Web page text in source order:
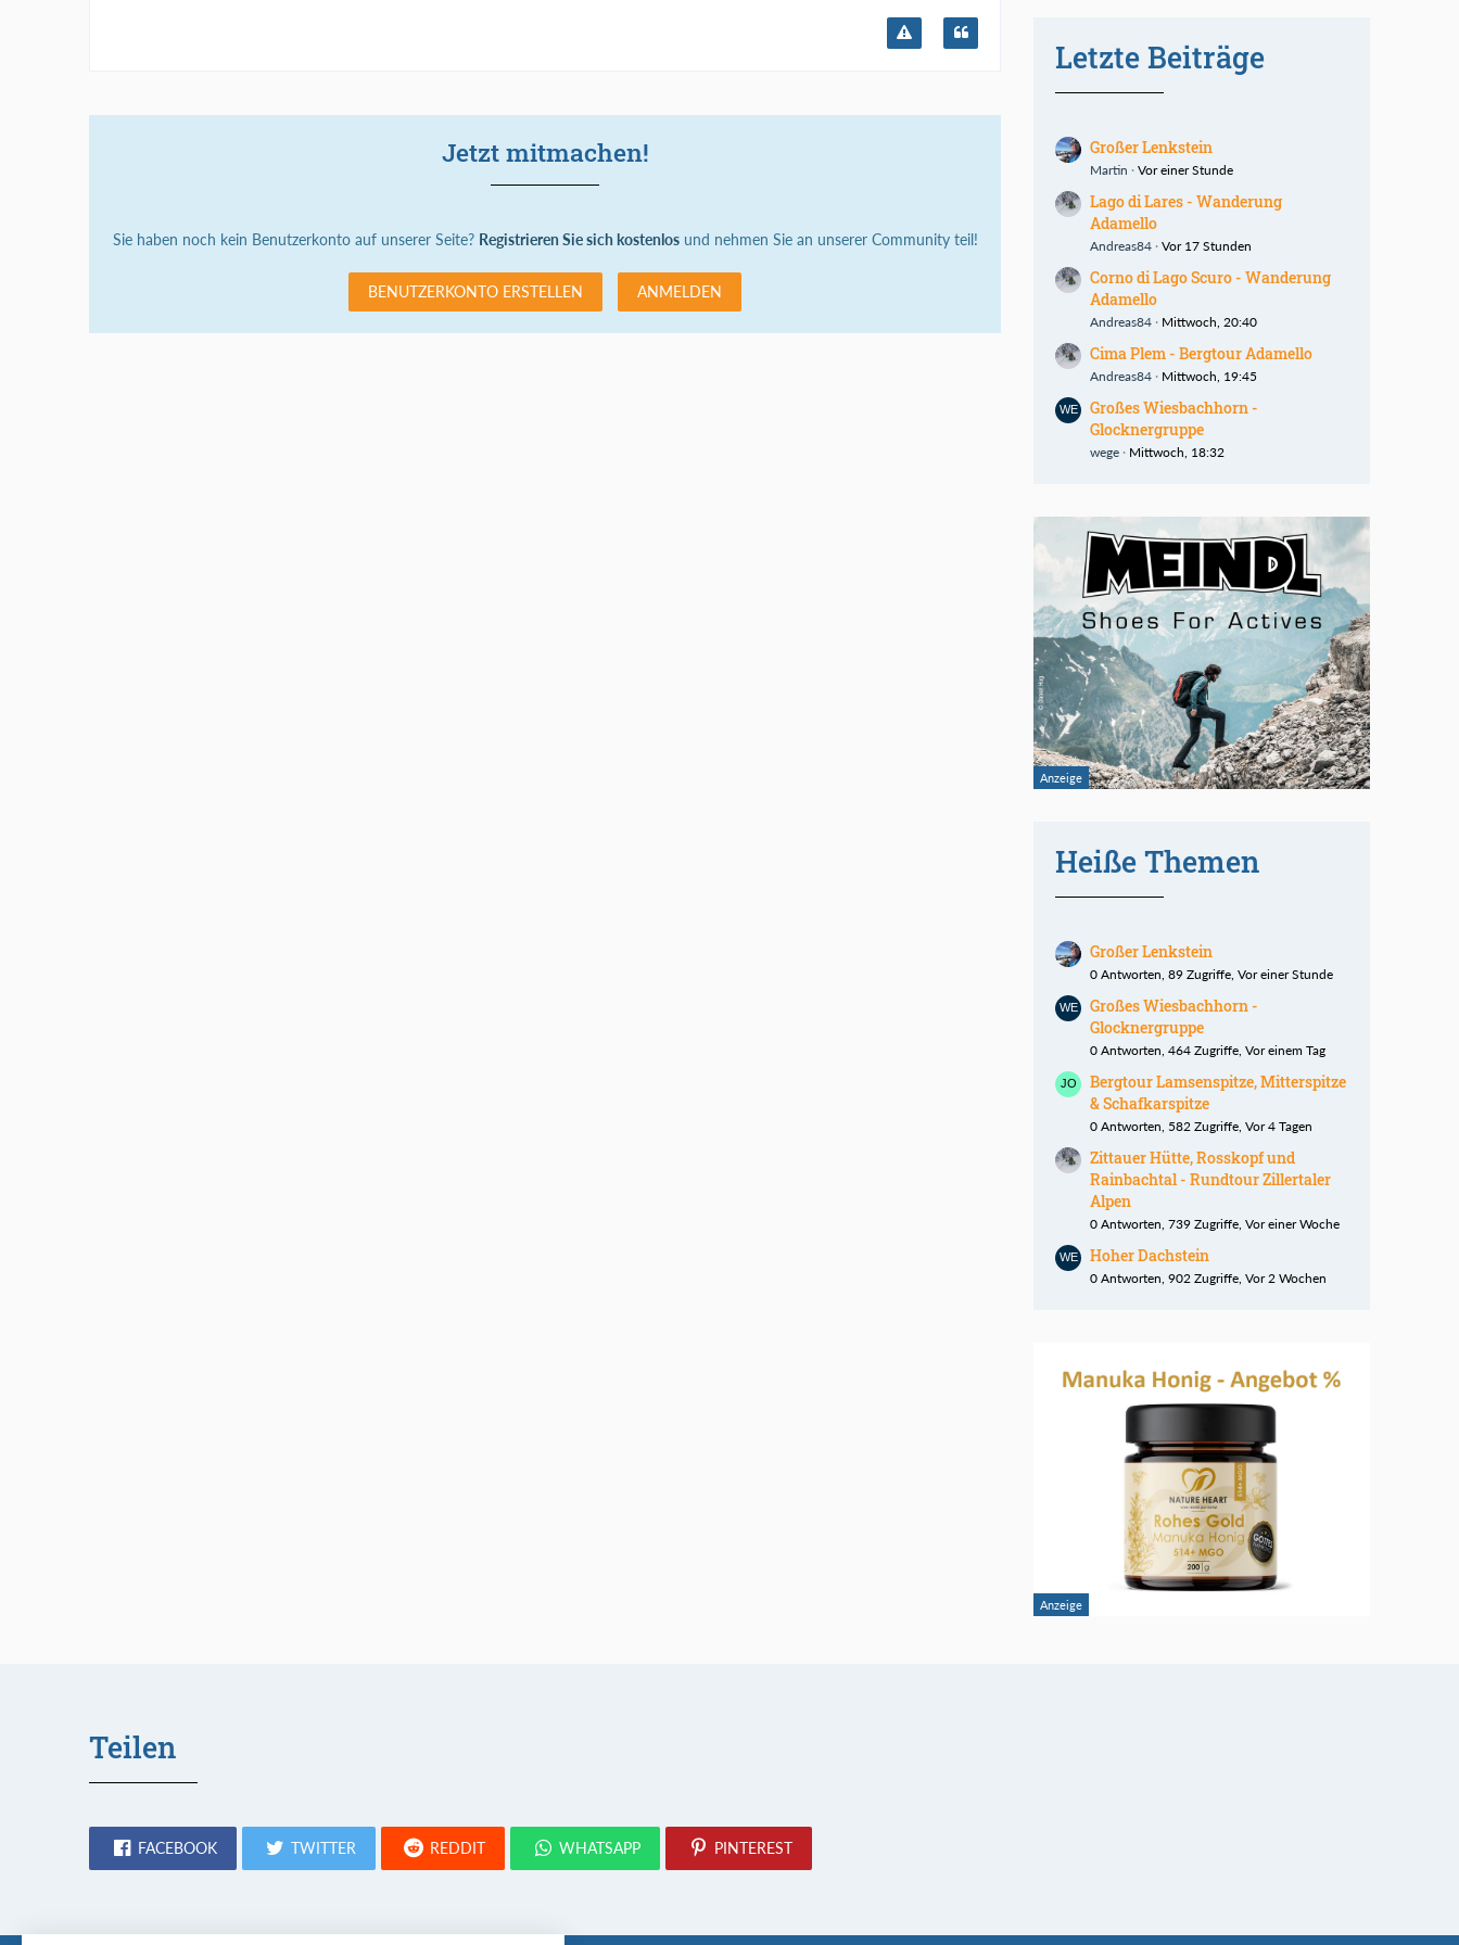
Jetzt mitmachen!
Sie haben noch kein Benutzerkonto auf unserer Seite? Registrieren Sie sich kostenlosund nehmen Sie an unserer Community teil!
BENUTZERKONTO ERSTELLEN ANMELDEN
Letzte Beiträge
Großer Lenkstein
Martin Vor einer Stunde
Lago di Lares - Wanderung
Adamello
Andreas84 Vor 17 Stunden
Corno di Lago Scuro - Wanderung
Adamello
Andreas84 Mittwoch, 20:40
Cima Plem - Bergtour Adamello
Andreas84 Mittwoch, 19:45
Großes Wiesbachhorn -
Glocknergruppe
wege Mittwoch, 18:32
Heiße Themen
Großer Lenkstein
0 Antworten, 89 Zugriffe, Vor einer Stunde
Großes Wiesbachhorn -
Glocknergruppe
0 Antworten, 464 Zugriffe, Vor einem Tag
Bergtour Lamsenspitze, Mitterspitze
& Schafkarspitze
0 Antworten, 582 Zugriffe, Vor 4 Tagen
Zittauer Hütte, Rosskopf und
Rainbachtal - Rundtour Zillertaler
Alpen
0 Antworten, 739 Zugriffe, Vor einer Woche
Hoher Dachstein
0 Antworten, 902 Zugriffe, Vor 2 Wochen
Teilen
FACEBOOK TWITTER REDDIT WHATSAPP PINTEREST